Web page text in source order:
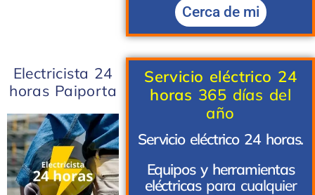
Cerca de mi
Electricista 24
horas Paiporta
Servicio eléctrico 24
horas 365 días del
año
Servicio eléctrico 24 horas.
Equipos y herramientas
eléctricaspara cualquier